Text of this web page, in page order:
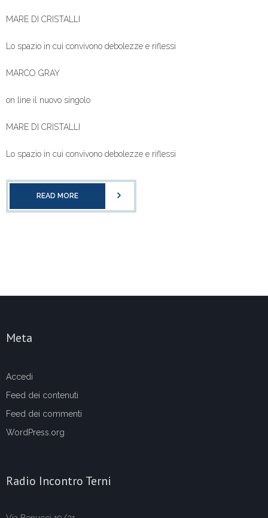
MARE DI CRISTALLI
Lo spazio in cui convivono debolezze e riflessi
MARCO GRAY
on line il nuovo singolo
MARE DI CRISTALLI
Lo spazio in cui convivono debolezze e riflessi
READ MORE
Meta
Accedi
Feed dei contenuti
Feed dei commenti
WordPress.org
Radio Incontro Terni